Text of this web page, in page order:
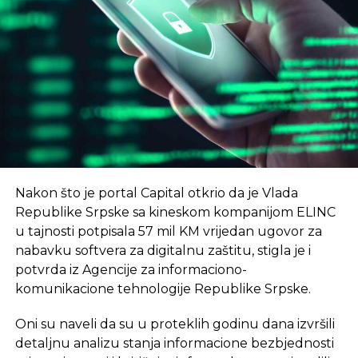
UNIBL, odnosno naši nastavnici i saradnici kroz
angažman u kompanijama koje budu
smještene u NTP – istakao je Radoslav Gajanin,
rektor Univerziteta u Banjaluci, prenosi RTRS.
Nikola Dragović, direktor Naučno-tehnološkog
parka Republike Srpske, najavio je, kako navodi
RTRS, još neke novine.
početi sprovoditi jeste program kampa za koji
intenzivno traje kampanja jedinstveni startap
program za mlade od 18 do 35 godina– rekao je
Dragović.
Vlada Srpske je prošle godine usvojila informaciju o
tehnološki razvoj.
REKLAMA
Cilj je da u 2024. godini broj trgovaca poraste
na preko 2.000, i da ukupan promet preko sajta
bude preko 70 mil EUR– saopšteno je na
eKapija
Nakon što je portal Capital otkrio da je Vlada
Republike Srpske sa kineskom kompanijom ELINC
u tajnosti potpisala 57 mil KM vrijedan ugovor za
nabavku softvera za digitalnu zaštitu, stigla je i
potvrda iz Agencije za informaciono-
komunikacione tehnologije Republike Srpske.
Oni su naveli da su u proteklih godinu dana izvršili
detaljnu analizu stanja informacione bezbjednosti